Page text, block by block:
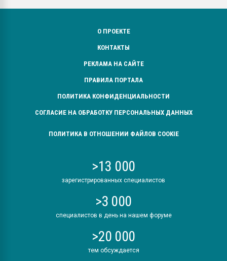
О ПРОЕКТЕ
КОНТАКТЫ
РЕКЛАМА НА САЙТЕ
ПРАВИЛА ПОРТАЛА
ПОЛИТИКА КОНФИДЕНЦИАЛЬНОСТИ
СОГЛАСИЕ НА ОБРАБОТКУ ПЕРСОНАЛЬНЫХ ДАННЫХ
ПОЛИТИКА В ОТНОШЕНИИ ФАЙЛОВ COOKIE
>13 000
зарегистрированных специалистов
>3 000
специалистов в день на нашем форуме
>20 000
тем обсуждается